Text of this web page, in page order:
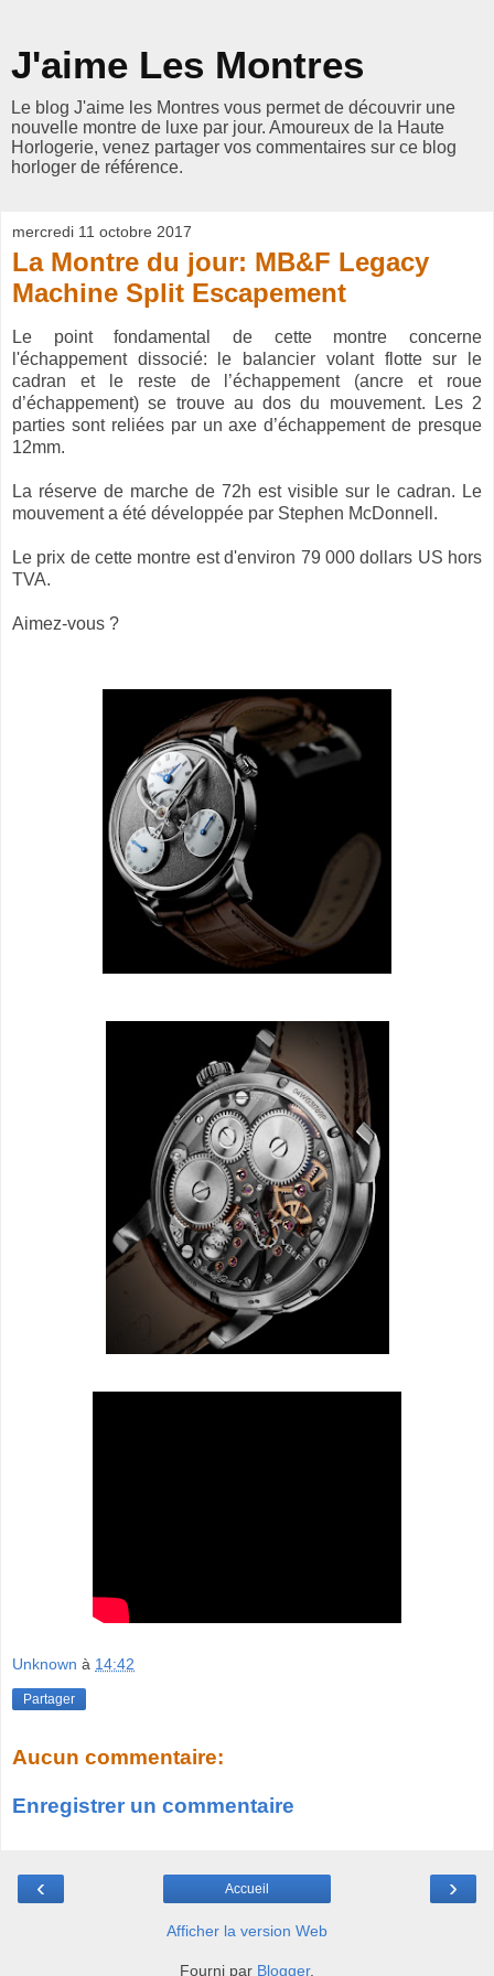
J'aime Les Montres
Le blog J'aime les Montres vous permet de découvrir une
nouvelle montre de luxe par jour. Amoureux de la Haute
Horlogerie, venez partager vos commentaires sur ce blog
horloger de référence.
mercredi 11 octobre 2017
La Montre du jour: MB&F Legacy
Machine Split Escapement
Le point fondamental de cette montre concerne
l'échappement dissocié: le balancier volant flotte sur le
cadran et le reste de l’échappement (ancre et roue
d’échappement) se trouve au dos du mouvement. Les 2
parties sont reliées par un axe d’échappement de presque
12mm.
La réserve de marche de 72h est visible sur le cadran. Le
mouvement a été développée par Stephen McDonnell.
Le prix de cette montre est d'environ 79 000 dollars US hors
TVA.
Aimez-vous ?
Unknown à 14:42
Partager
Aucun commentaire:
Enregistrer un commentaire
‹ ›
Accueil
Afficher la version Web
Fourni par Blogger.